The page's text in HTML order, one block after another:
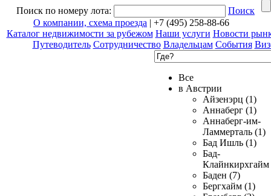
Поиск по номеру лота:
Поиск
О компании, схема проезда | +7 (495) 258-88-66
Каталог недвижимости за рубежом Наши услуги Новости
Путеводитель Сотрудничество Владельцам События
Все
в Австрии
Айзенэрц (1)
Аннаберг (1)
Аннаберг-им-
Ламмерталь (1)
Бад Ишль (1)
Бад-
Клайнкирхгайм
Баден (7)
Бергхайм (1)